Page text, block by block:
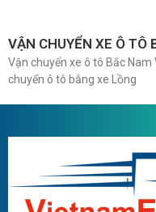
VẬN CHUYỂN XE Ô TÔ
Vận chuyển xe ô tô Bắc
chuyển ô tô bằng xe Lồng